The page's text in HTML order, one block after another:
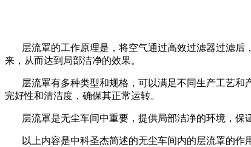
层流罩的工作原理是，将空气通过高效过滤器过滤后
来，从而达到局部洁净的效果。
层流罩有多种类型和规格，可以满足不同生产工艺和
完好性和清洁度，确保其正常运转。
层流罩是无尘车间中重要，提供局部洁净的环境，保
以上内容是中科圣杰简述的无尘车间内的层流罩的作